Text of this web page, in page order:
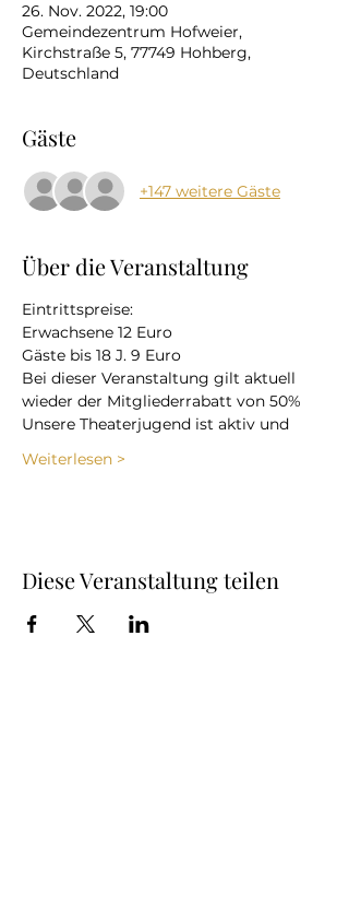
26. Nov. 2022, 19:00
Gemeindezentrum Hofweier,
Kirchstraße 5, 77749 Hohberg,
Deutschland
Gäste
+147 weitere Gäste
Über die Veranstaltung
Eintrittspreise:
Erwachsene 12 Euro
Gäste bis 18 J. 9 Euro
Bei dieser Veranstaltung gilt aktuell
wieder der Mitgliederrabatt von 50%
Unsere Theaterjugend ist aktiv und
Weiterlesen >
Diese Veranstaltung teilen